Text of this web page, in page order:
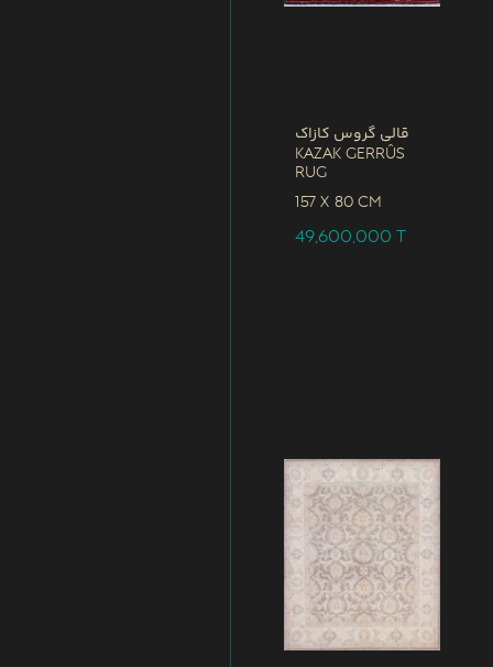
قالی گروس کازاک
Kazak Gerrûs
Rug
157 x 80 CM
49,600,000T